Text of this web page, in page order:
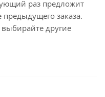
раз предложит
заказа.
другие